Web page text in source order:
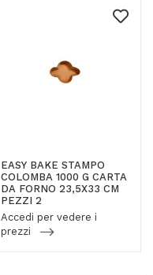
EASY BAKE STAMPO
COLOMBA 1000 G CARTA
DA FORNO 23,5X33 CM
PEZZI 2
Accedi per vedere i
prezzi